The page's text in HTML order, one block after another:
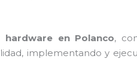
en Polanco,
implementando y